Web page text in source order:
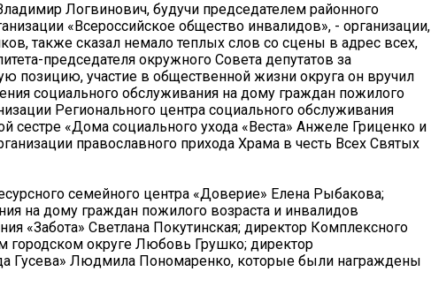
Логвинович, будучи председателем районного
«Всероссийское общество инвалидов», - организации,
также сказал немало теплых слов со сцены в адрес всех,
председателя окружного Совета депутатов за
позицию, участие в общественной жизни округа он вручил
социального обслуживания на дому граждан пожилого
Регионального центра социального обслуживания
сестре «Дома социального ухода «Веста» Анжеле Гриценко и
православного прихода Храма в честь Всех Святых
семейного центра «Доверие» Елена Рыбакова;
на дому граждан пожилого возраста и инвалидов
«Забота» Светлана Покутинская; директор Комплексного
городском округе Любовь Грушко; директор
Гусева» Людмила Пономаренко, которые были награждены